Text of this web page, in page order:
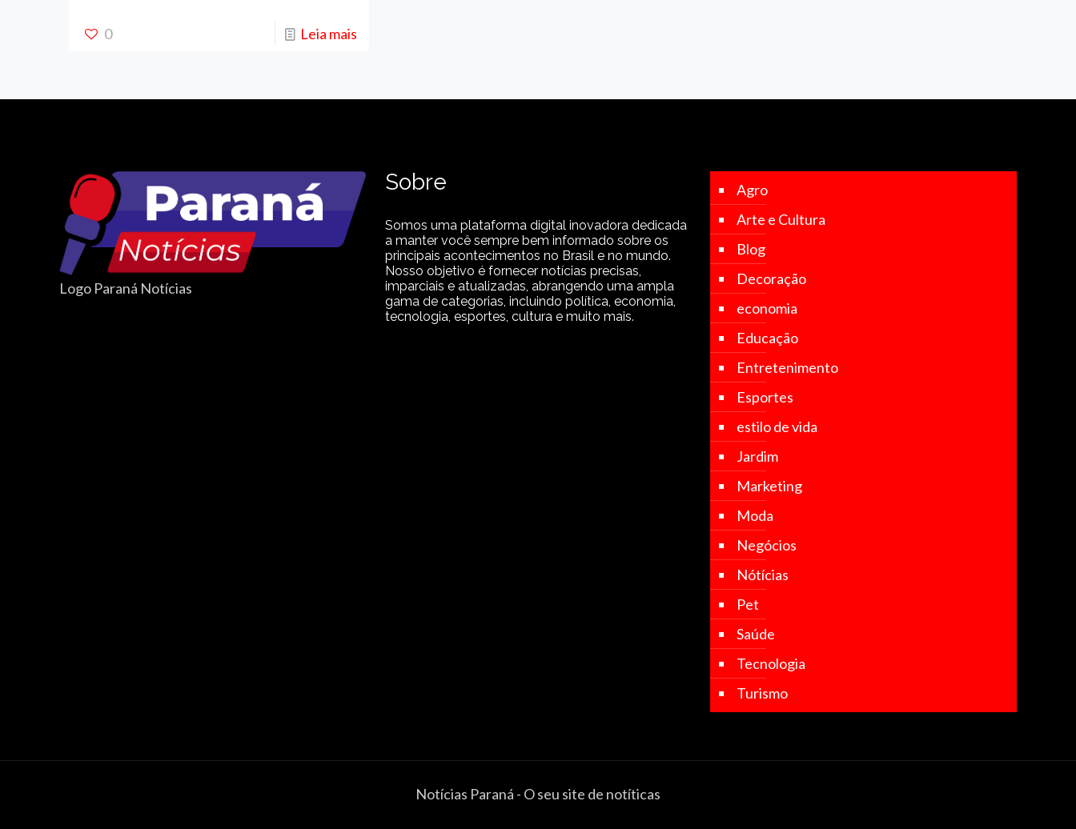
0 Leia mais
Logo Paraná Notícias
Sobre
Somos uma plataforma digital inovadora dedicada
a manter você sempre bem informado sobre os
principais acontecimentos no Brasil e no mundo.
Nosso objetivo é fornecer notícias precisas,
imparciais e atualizadas, abrangendo uma ampla
gama de categorias, incluindo política, economia,
tecnologia, esportes, cultura e muito mais.
Agro
Arte e Cultura
Blog
Decoração
economia
Educação
Entretenimento
Esportes
estilo de vida
Jardim
Marketing
Moda
Negócios
Nótícias
Pet
Saúde
Tecnologia
Turismo
Notícias Paraná - O seu site de notíticas